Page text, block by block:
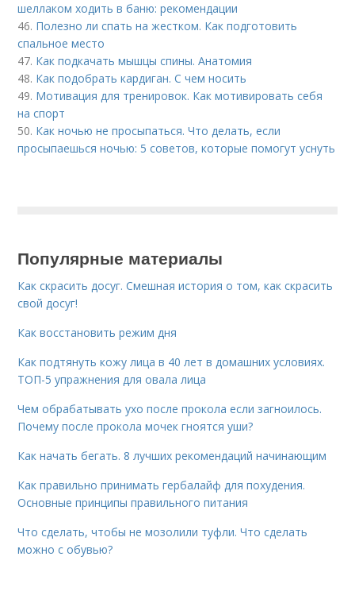
шеллаком ходить в баню: рекомендации
46. Полезно ли спать на жестком. Как подготовить
спальное место
47. Как подкачать мышцы спины. Анатомия
48. Как подобрать кардиган. С чем носить
49. Мотивация для тренировок. Как мотивировать себя
на спорт
50. Как ночью не просыпаться. Что делать, если
просыпаешься ночью: 5 советов, которые помогут уснуть
Популярные материалы
Как скрасить досуг. Смешная история о том, как скрасить
свой досуг!
Как восстановить режим дня
Как подтянуть кожу лица в 40 лет в домашних условиях.
ТОП-5 упражнения для овала лица
Чем обрабатывать ухо после прокола если загноилось.
Почему после прокола мочек гноятся уши?
Как начать бегать. 8 лучших рекомендаций начинающим
Как правильно принимать гербалайф для похудения.
Основные принципы правильного питания
Что сделать, чтобы не мозолили туфли. Что сделать
можно с обувью?